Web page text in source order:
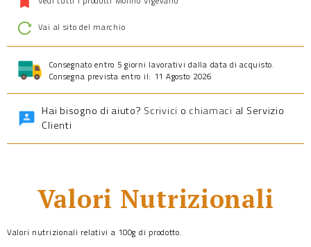
Vai al sito del marchio
Consegnato entro 5 giorni lavorativi dalla data di acquisto.
Consegna prevista entro il: 11 Agosto 2026
Hai bisogno di aiuto? Scrivici o chiamaci al Servizio
Clienti
Valori Nutrizionali
Valori nutrizionali relativi a 100g di prodotto.